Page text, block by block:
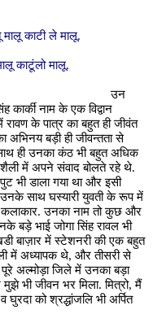
मालू काटी ले मालू.
काटूंलो मालू.
कार्की नाम के एक विद्वान
के पात्र का बहुत ही जीवंत
बड़ी ही जीवन्तता से
ही उनका कंठ भी बहुत अधिक
शैली में अपने संवाद बोलते रहे थे.
भी डाला गया था और इसी
साथ घस्यारी युवती के रूप में
कलाकार. उनका नाम तो कुछ और
बड़े भाई जोगा सिंह रावल भी
बाज़ार में स्टेशनरी की एक बहुत
में अध्यापक थे, और तीसरी से
अल्मोड़ा जिले में उनका बड़ा
भी जीवन भर मिला. मित्रो, मैं
को श्रद्धांजलि भी अर्पित